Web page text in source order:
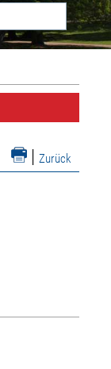
| Zurück